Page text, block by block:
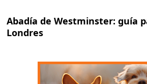
Abadía de Westminster: guía
Londres